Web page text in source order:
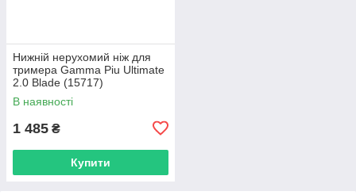
Нижній нерухомий ніж для
тримера Gamma Piu Ultimate
2.0 Blade (15717)
В наявності
1 485 ₴
Купити